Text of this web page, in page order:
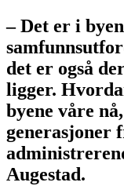
– Det er i
det er også
ligger.
byene våre
generasjoner
Augestad.